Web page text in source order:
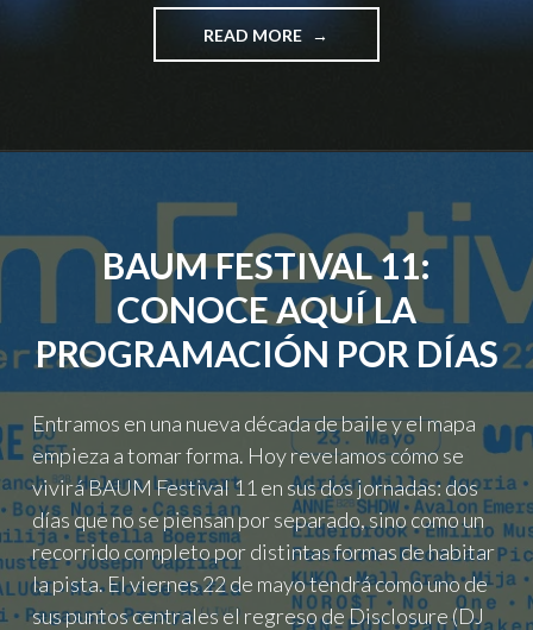
READ MORE "BIME
LIVE
DE
ANIVERSARIO
EN
BOGOTÁ
CON
MÁS
DE
Y
FOCO
EN
LA
NUEVA
ESCENA
GLOBAL"
BAUM FESTIVAL 11:
CONOCE AQUÍ LA
PROGRAMACIÓN POR DÍAS
Entramos en una nueva década de baile y el mapa
empieza a tomar forma. Hoy revelamos cómo se
vivirá BAUM Festival 11 en sus dos jornadas: dos
días que no se piensan por separado, sino como un
recorrido completo por distintas formas de habitar
la pista. El viernes 22 de mayo tendrá como uno de
sus puntos centrales el regreso de Disclosure (DJ